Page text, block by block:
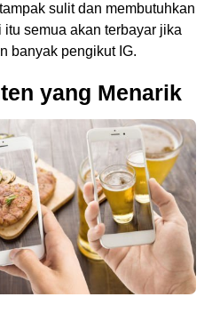
sulit dan membutuhkan
semua akan terbayar jika
banyak pengikut IG.
yang Menarik